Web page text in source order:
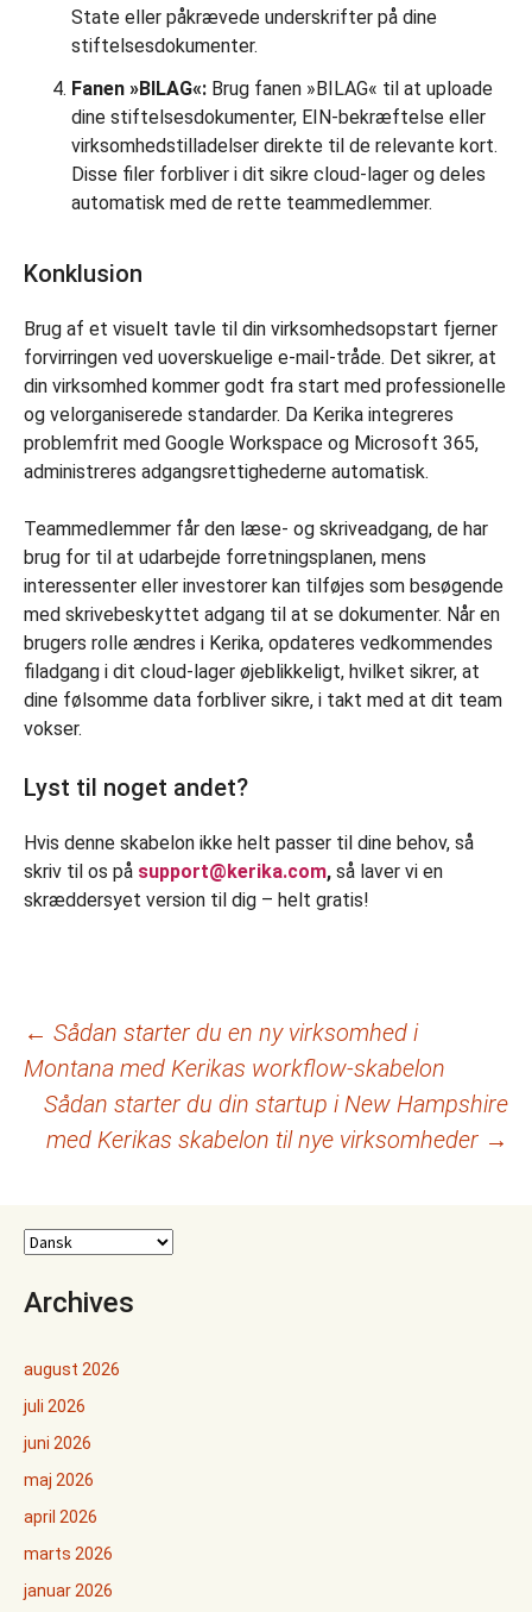
State eller påkrævede underskrifter på dine
stiftelsesdokumenter.
Fanen »BILAG«: Brug fanen »BILAG« til at uploade
dine stiftelsesdokumenter, EIN-bekræftelse eller
virksomhedstilladelser direkte til de relevante kort.
Disse filer forbliver i dit sikre cloud-lager og deles
automatisk med de rette teammedlemmer.
Konklusion
Brug af et visuelt tavle til din virksomhedsopstart fjerner
forvirringen ved uoverskuelige e-mail-tråde. Det sikrer, at
din virksomhed kommer godt fra start med professionelle
og velorganiserede standarder. Da Kerika integreres
problemfrit med Google Workspace og Microsoft 365,
administreres adgangsrettighederne automatisk.
Teammedlemmer får den læse- og skriveadgang, de har
brug for til at udarbejde forretningsplanen, mens
interessenter eller investorer kan tilføjes som besøgende
med skrivebeskyttet adgang til at se dokumenter. Når en
brugers rolle ændres i Kerika, opdateres vedkommendes
filadgang i dit cloud-lager øjeblikkeligt, hvilket sikrer, at
dine følsomme data forbliver sikre, i takt med at dit team
vokser.
Lyst til noget andet?
Hvis denne skabelon ikke helt passer til dine behov, så
skriv til os på support@kerika.com, så laver vi en
skræddersyet version til dig – helt gratis!
Indlægsnavigation
← Sådan starter du en ny virksomhed i
Montana med Kerikas workflow-skabelon
Sådan starter du din startup i New Hampshire
med Kerikas skabelon til nye virksomheder →
Archives
august 2026
juli 2026
juni 2026
maj 2026
april 2026
marts 2026
januar 2026